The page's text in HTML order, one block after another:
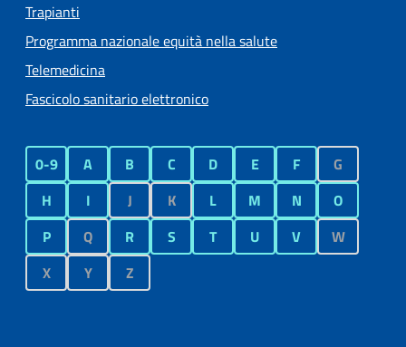
Trapianti
Programma nazionale equità nella salute
Telemedicina
Fascicolo sanitario elettronico
0-9 A B C D E F
G
H
I J K L M N
O
P
Q R S T U V
W
X
Y Z